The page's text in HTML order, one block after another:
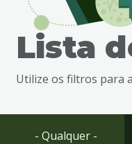
busca
Ir
Lista
Utilize os filtros para
- Qualquer -